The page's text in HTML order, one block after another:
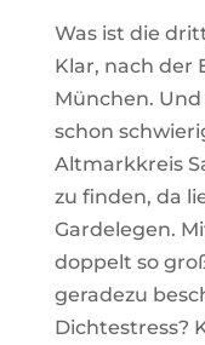
Was ist die
Klar, nach der
München.
schon
Altmarkkreis
zu finden, da
Gardelegen.
doppelt so
geradezu
Dichtestress?